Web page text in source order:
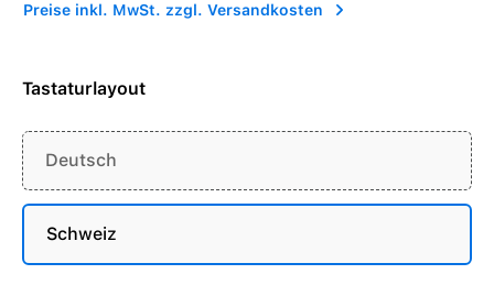
Preise inkl. MwSt. zzgl. Versandkosten
Tastaturlayout
Deutsch
Schweiz